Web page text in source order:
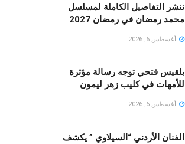
ننشر التفاصيل الكاملة لمسلسل
محمد رمضان في رمضان 2027
أغسطس 6, 2026
بلقيس فتحي توجه رسالة مؤثرة
للأمهات في كليب زهر ليمون ‏
أغسطس 6, 2026
الفنان الأردني “السيلاوي ” يكشف